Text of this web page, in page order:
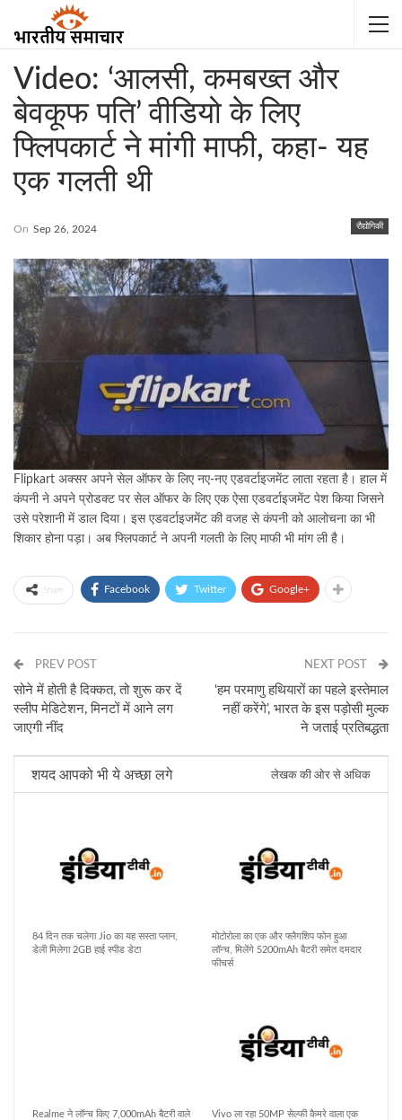
Video: ‘आलसी, कमबख्त और
बेवकूफ पति’ वीडियो के लिए
फ्लिपकार्ट ने मांगी माफी, कहा- यह
एक गलती थी
रौद्योगिकी
On Sep 26, 2024
Flipkart अक्सर अपने सेल ऑफर के लिए नए-नए एडवर्टाइजमेंट लाता रहता है। हाल में
कंपनी ने अपने प्रोडक्ट पर सेल ऑफर के लिए एक ऐसा एडवर्टाइजमेंट पेश किया जिसने
उसे परेशानी में डाल दिया। इस एडवर्टाइजमेंट की वजह से कंपनी को आलोचना का भी
शिकार होना पड़ा। अब फ्लिपकार्ट ने अपनी गलती के लिए माफी भी मांग ली है।
Share Facebook Twitter Google+
PREV POST
सोने में होती है दिक्कत, तो शुरू कर दें
स्लीप मेडिटेशन, मिनटों में आने लग
जाएगी नींद
NEXT POST
‘हम परमाणु हथियारों का पहले इस्तेमाल
नहीं करेंगे’, भारत के इस पड़ोसी मुल्क
ने जताई प्रतिबद्धता
शयद आपको भी ये अच्छा लगे लेखक की ओर से अधिक
84 दिन तक चलेगा Jio का यह सस्ता प्लान,
डेली मिलेगा 2GB हाई स्पीड डेटा
मोटोरोला का एक और फ्लैगशिप फोन हुआ
लॉन्च, मिलेंगे 5200mAh बैटरी समेत दमदार
फीचर्स
Realme ने लॉन्च किए 7,000mAh बैटरी वाले
Vivo ला रहा 50MP सेल्फी कैमरे वाला एक